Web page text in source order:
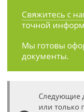
Свяжитесь с
точной
Мы готовы
документы.
Следующие
или только